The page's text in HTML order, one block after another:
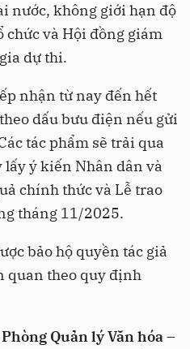
nước, không giới hạn độ
và Hội đồng giám
dự thi.
nhận từ nay đến hết
dấu bưu điện nếu gửi
tác phẩm sẽ trải qua
lấy ý kiến Nhân dân và
chính thức và Lễ trao
tháng 11/2025.
bảo hộ quyền tác giả
quan theo quy định
Phòng Quản lý Văn hóa –